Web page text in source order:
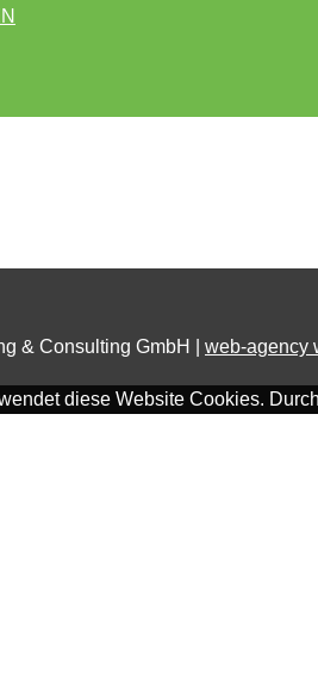
& Consulting GmbH | web-agency
diese Website Cookies.